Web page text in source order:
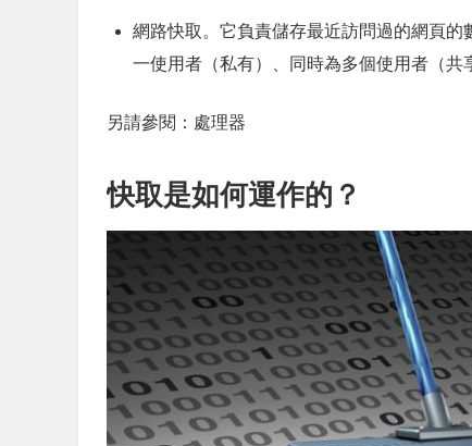
網路快取。它負責儲存最近訪問過的網頁
一使用者（私有）、同時為多個使用者（共
另請參閱：處理器
快取是如何運作的？